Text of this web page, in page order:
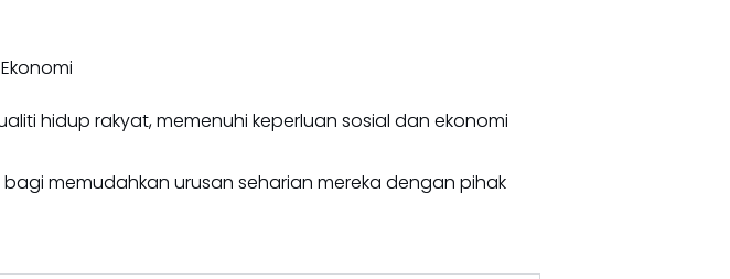
hidup rakyat, memenuhi keperluan sosial dan ekonomi
memudahkan urusan seharian mereka dengan pihak